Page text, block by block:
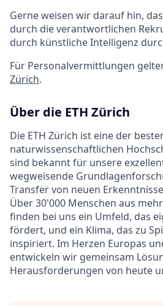
Gerne weisen wir darauf hin,
durch die verantwortlichen
durch künstliche Intelligenz
Für Personalvermittlungen
Zürich.
Über die ETH Zürich
Die ETH Zürich ist eine der
naturwissenschaftlichen
sind bekannt für unsere
wegweisende
Transfer von neuen
Über 30'000 Menschen aus
finden bei uns ein Umfeld, das
fördert, und ein Klima, das zu
inspiriert. Im Herzen Europas
entwickeln wir gemeinsam
Herausforderungen von heute